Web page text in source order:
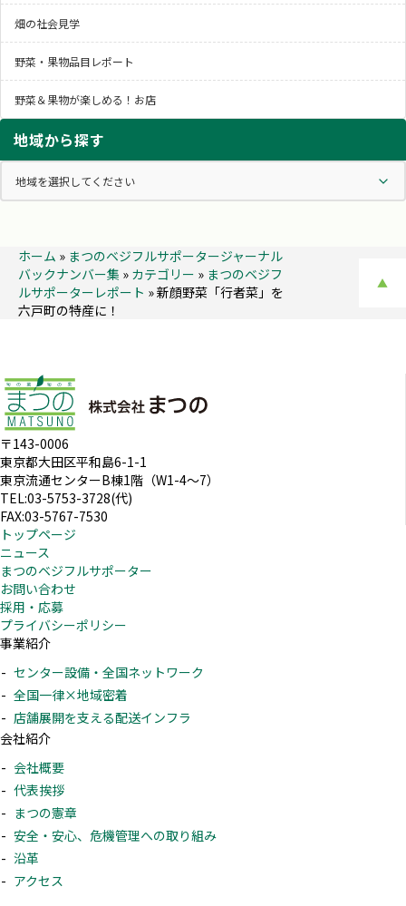
畑の社会見学
野菜・果物品目レポート
野菜＆果物が楽しめる！お店
地域から探す
ホーム » まつのベジフルサポータージャーナル
バックナンバー集 » カテゴリー » まつのベジフ
ルサポーターレポート »新顔野菜「行者菜」を
六戸町の特産に！
▲
〒143-0006
東京都大田区平和島6-1-1
東京流通センターB棟1階（W1-4～7）
TEL:03-5753-3728(代)
FAX:03-5767-7530
トップページ
ニュース
まつのベジフルサポーター
お問い合わせ
採用・応募
プライバシーポリシー
事業紹介
センター設備・全国ネットワーク
全国一律×地域密着
店舗展開を支える配送インフラ
会社紹介
会社概要
代表挨拶
まつの憲章
安全・安心、危機管理への取り組み
沿革
アクセス